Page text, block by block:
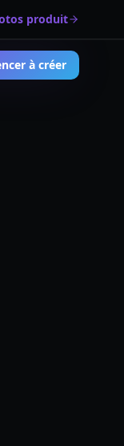
produit
à créer